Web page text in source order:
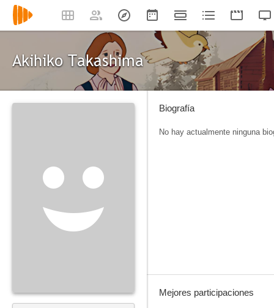
Akihiko Takashima
Biografía
No hay actualmente ninguna
Mejores participaciones